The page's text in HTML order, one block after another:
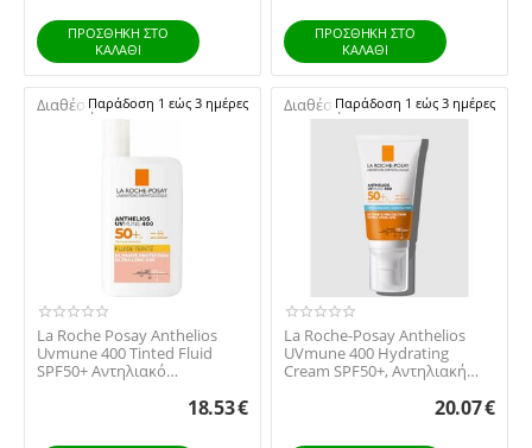
ΠΡΟΣΘΉΚΗ ΣΤΟ
ΚΑΛΆΘΙ
ΠΡΟΣΘΉΚΗ ΣΤΟ
ΚΑΛΆΘΙ
Διαθέσιμο:Παράδοση 1 εώς 3 ημέρες
La Roche Posay Anthelios
Uvmune 400 Tinted Fluid
SPF50+ Αντηλιακό
18.53€
Διαθέσιμο:Παράδοση 1 εώς 3 ημέρες
La Roche-Posay Anthelios
UVmune 400 Hydrating
Cream SPF50+, Αντηλιακή
20.07€